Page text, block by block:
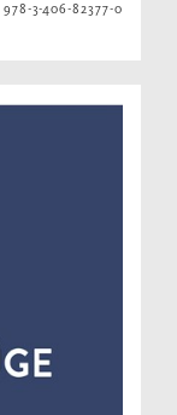
978-3-406-82377-0